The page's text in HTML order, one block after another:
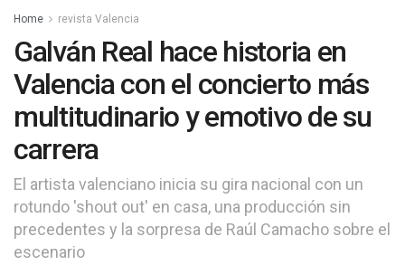
Home revista Valencia
Galván Real hace historia en
Valencia con el concierto más
multitudinario y emotivo de su
carrera
El artista valenciano inicia su gira nacional con un
rotundo 'shout out' en casa, una producción sin
precedentes y la sorpresa de Raúl Camacho sobre el
escenario